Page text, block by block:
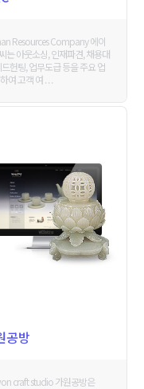
Resources Company 에이
는 아웃소싱, 인재파견, 채용대
드헌팅, 업무도급 등을 주요 업
여 고객 여 . . .
공방
craft studio 가원공방은